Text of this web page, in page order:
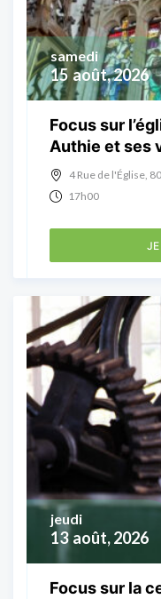
15 août, 2026
samedi
Focus sur
Authie et ses
4 Rue de l'Église,
17h00
JE
13 août, 2026
jeudi
Focus sur la